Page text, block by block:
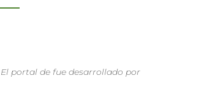
El portal de fue desarrollado por